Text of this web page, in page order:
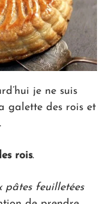
je ne suis
galette des rois et
rois.
pâtes feuilletées